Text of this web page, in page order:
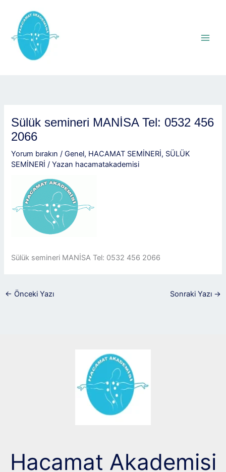
Sülük semineri MANİSA Tel: 0532 456
2066
Yorum bırakın /Genel, HACAMAT SEMİNERİ, SÜLÜK
SEMİNERİ / Yazan hacamatakademisi
Sülük semineri MANİSA Tel: 0532 456 2066
← Önceki Yazı Sonraki Yazı →
Hacamat Akademisi